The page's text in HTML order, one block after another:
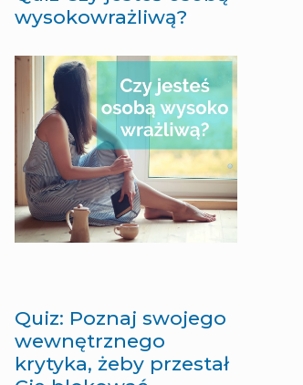
wysokowrażliwą?
Quiz: Poznaj swojego
wewnętrznego
krytyka, żeby przestał